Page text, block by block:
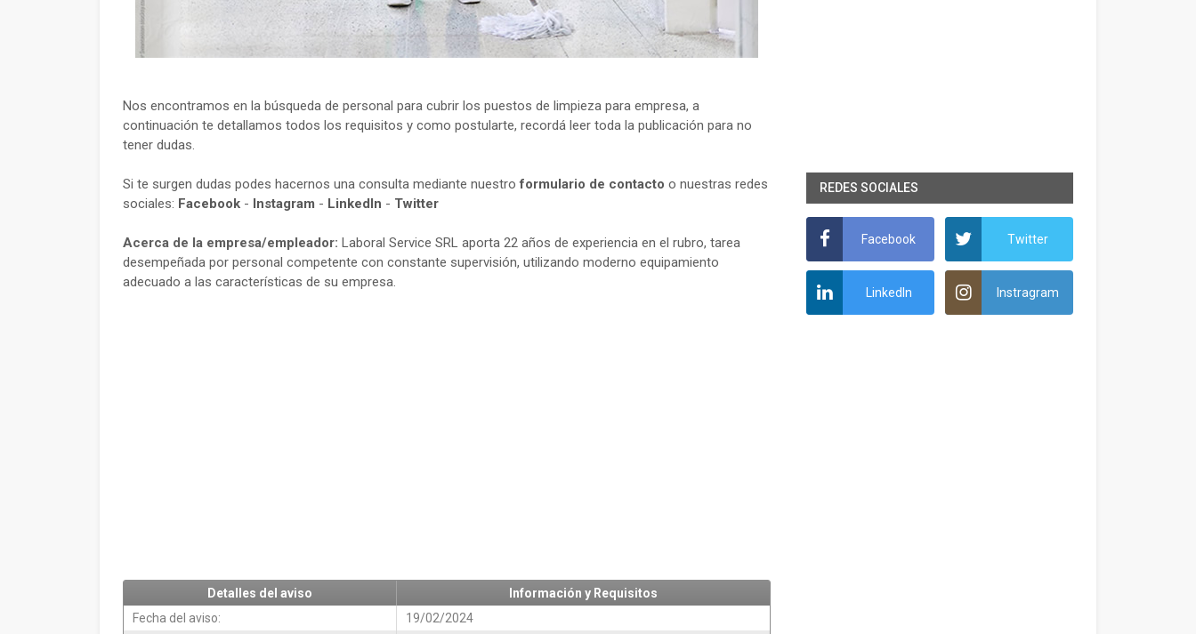
Nos encontramos en la búsqueda de personal para cubrir los puestos de limpieza para empresa, a
continuación te detallamos todos los requisitos y como postularte, recordá leer toda la publicación para no
tener dudas.
Si te surgen dudas podes hacernos una consulta mediante nuestroformulario de contacto o nuestras redes
sociales: Facebook - Instagram - LinkedIn - Twitter
Acerca de la empresa/empleador: Laboral Service SRL aporta 22 años de experiencia en el rubro, tarea
desempeñada por personal competente con constante supervisión, utilizando moderno equipamiento
adecuado a las características de su empresa.
Detalles del aviso
Información y Requisitos
Fecha del aviso:
19/02/2024
REDES SOCIALES
Facebook Twitter
LinkedIn Instragram